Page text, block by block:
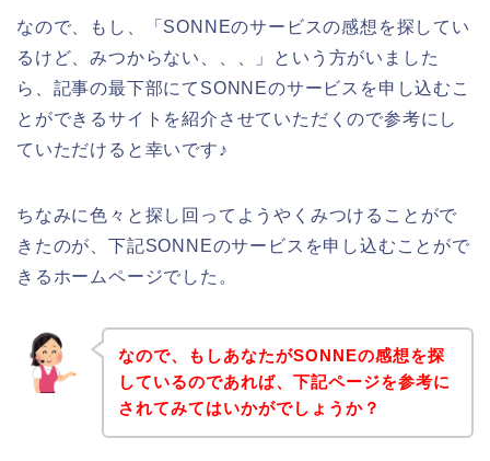
なので、もし、「SONNEのサービスの感想を探してい
るけど、みつからない、、、」という方がいました
ら、記事の最下部にてSONNEのサービスを申し込むこ
とができるサイトを紹介させていただくので参考にし
ていただけると幸いです♪
ちなみに色々と探し回ってようやくみつけることがで
きたのが、下記SONNEのサービスを申し込むことがで
きるホームページでした。
なので、もしあなたがSONNEの感想を探
しているのであれば、下記ページを参考に
されてみてはいかがでしょうか？